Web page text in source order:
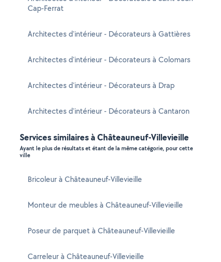
Cap-Ferrat
Architectes d'intérieur - Décorateurs à Gattières
Architectes d'intérieur - Décorateurs à Colomars
Architectes d'intérieur - Décorateurs à Drap
Architectes d'intérieur - Décorateurs à Cantaron
Services similaires à Châteauneuf-Villevieille
Ayant le plus de résultats et étant de la même catégorie, pour cette
ville
Bricoleur à Châteauneuf-Villevieille
Monteur de meubles à Châteauneuf-Villevieille
Poseur de parquet à Châteauneuf-Villevieille
Carreleur à Châteauneuf-Villevieille